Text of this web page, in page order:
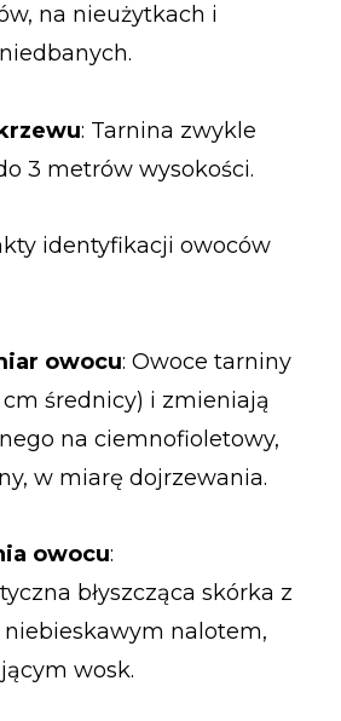
na nieużytkach i
: Tarnina zwykle
3 metrów wysokości.
identyfikacji owoców
owocu: Owoce tarniny
cm średnicy) i zmieniają
na ciemnofioletowy,
w miarę dojrzewania.
owocu:
błyszcząca skórka z
nalotem,
wosk.